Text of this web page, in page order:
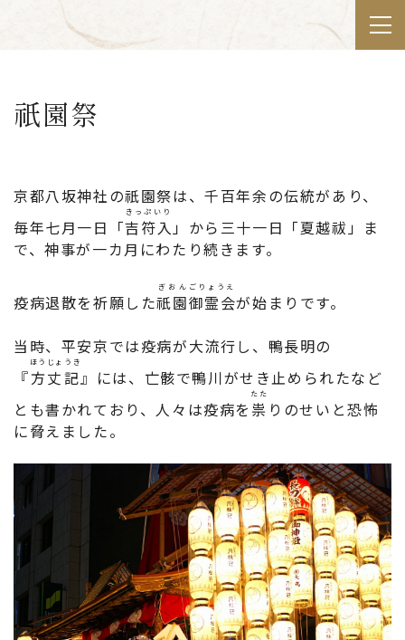
祇園祭
京都八坂神社の祇園祭は、千百年余の伝統があり、
毎年七月一日「吉符入
きっぷいり
」から三十一日「夏越祓」ま
で、神事が一カ月にわたり続きます。
疫病退散を祈願した祇園
ぎおん
御霊会
ごりょうえ
が始まりです。
当時、平安京では疫病が大流行し、鴨長明の
『方丈記
ほうじょうき
』には、亡骸で鴨川がせき止められたなど
とも書かれており、人々は疫病を 祟
たた
りのせいと恐怖
に脅えました。